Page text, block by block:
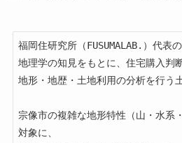
福岡住研究所（FUSUMALAB.）代表
地理学の知見をもとに、住宅購入判
地形・地歴・土地利用の分析を行う
宗像市の複雑な地形特性（山・水系
対象に、